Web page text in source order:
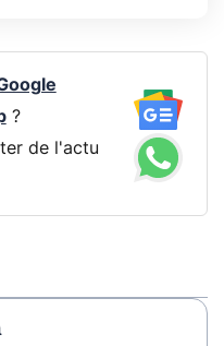
?
de l'actu